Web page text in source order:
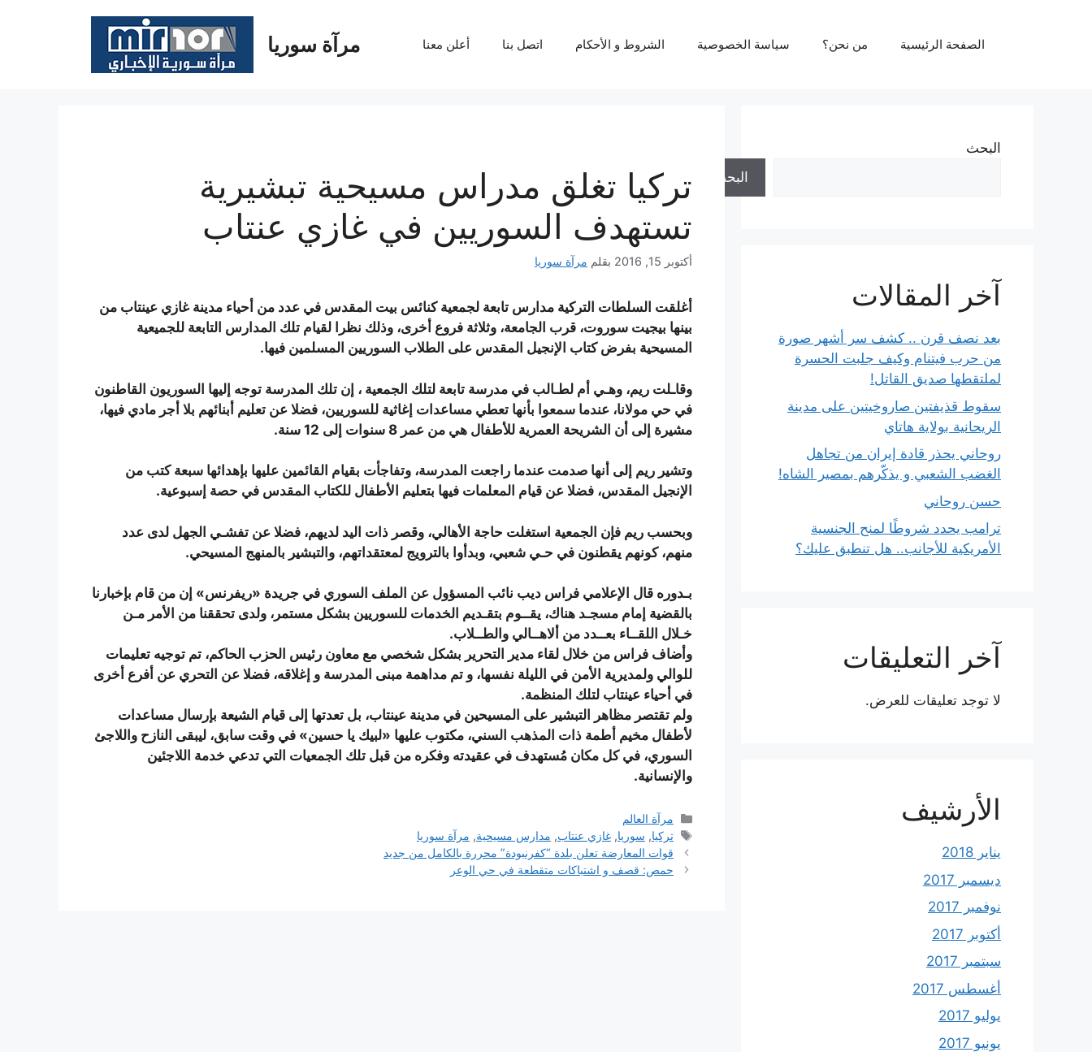
مرآة سوريا الصفحة الرئيسية من نحن؟ سياسة الخصوصية الشروط و الأحكام اتصل بنا أعلن معنا
تركيا تغلق مدراس مسيحية تبشيرية
تستهدف السوريين في غازي عنتاب
أكتوبر 15, 2016 بقلم مرآة سوريا
أغلقت السلطات التركية مدارس تابعة لجمعية كنائس بيت المقدس في عدد من أحياء مدينة غازي عينتاب من
بينها بيجيت سوروت، قرب الجامعة، وثلاثة فروع أخرى، وذلك نظرا لقيام تلك المدارس التابعة للجميعية
المسيحية بفرض كتاب الإنجيل المقدس على الطلاب السوريين المسلمين فيها.
وقاـلت ريم، وهـي أم لطـالب في مدرسة تابعة لتلك الجمعية ، إن تلك المدرسة توجه إليها السوريون القاطنون
في حي مولانا، عندما سمعوا بأنها تعطي مساعدات إغاثية للسوريين، فضلا عن تعليم أبنائهم بلا أجر مادي فيها،
مشيرة إلى أن الشريحة العمرية للأطفال هي من عمر 8 سنوات إلى 12 سنة.
وتشير ريم إلى أنها صدمت عندما راجعت المدرسة، وتفاجأت بقيام القائمين عليها بإهدائها سبعة كتب من
الإنجيل المقدس، فضلا عن قيام المعلمات فيها بتعليم الأطفال للكتاب المقدس في حصة إسبوعية.
وبحسب ريم فإن الجمعية استغلت حاجة الأهالي، وقصر ذات اليد لديهم، فضلا عن تفشـي الجهل لدى عدد
منهم، كونهم يقطنون في حـي شعبي، وبدأوا بالترويج لمعتقداتهم، والتبشير بالمنهج المسيحي.
بـدوره قال الإعلامي فراس ديب نائب المسؤول عن الملف السوري في جريدة «ريفرنس» إن من قام بإخبارنا
بالقضية إمام مسجـد هناك، يقــوم بتقـديم الخدمات للسوريين بشكل مستمر، ولدى تحققنا من الأمر مـن
خـلال اللقــاء بعــدد من ألاهــالي والطــلاب.
وأضاف فراس من خلال لقاء مدير التحرير بشكل شخصي مع معاون رئيس الحزب الحاكم، تم توجيه تعليمات
للوالي ولمديرية الأمن في الليلة نفسها، و تم مداهمة مبنى المدرسة و إغلاقه، فضلا عن التحري عن أفرع أخرى
في أحياء عينتاب لتلك المنظمة.
ولم تقتصر مظاهر التبشير على المسيحين في مدينة عينتاب، بل تعدتها إلى قيام الشيعة بإرسال مساعدات
لأطفال مخيم أطمة ذات المذهب السني، مكتوب عليها «لبيك يا حسين» في وقت سابق، ليبقى النازح واللاجئ
السوري، في كل مكان مُستهدف في عقيدته وفكره من قبل تلك الجمعيات التي تدعي خدمة اللاجئين
والإنسانية.
التصنيفات
مرآة العالم
الوسوم
تركيا, سوريا,غازي عنتاب, مدارس مسيحية, مرآة سوريا
قوات المعارضة تعلن بلدة “كفرنبودة” محررة بالكامل من جديد
حمص: قصف و اشتباكات متقطعة في حي الوعر
البحث
البحث
آخر المقالات
بعد نصف قرن .. كشف سر أشهر صورة
من حرب فيتنام وكيف جلبت الحسرة
لملتقطها صديق القاتل!
سقوط قذيفتين صاروخيتين على مدينة
الريحانية بولاية هاتاي
روحاني يحذر قادة إيران من تجاهل
الغضب الشعبي و يذكّرهم بمصير الشاه!
حسن روحاني
ترامب يحدد شروطًا لمنح الجنسية
الأمريكية للأجانب.. هل تنطبق عليك؟
آخر التعليقات
لا توجد تعليقات للعرض.
الأرشيف
يناير 2018
ديسمبر 2017
نوفمبر 2017
أكتوبر 2017
سبتمبر 2017
أغسطس 2017
يوليو 2017
يونيو 2017